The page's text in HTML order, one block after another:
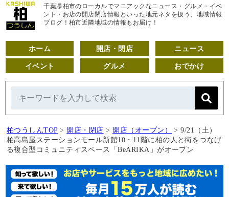
千葉県柏市のローカルでマニアックなニュース・グルメ・イベ
ント・お店の開店閉店情報といった地元ネタを扱う、地域情報
ブログ！柏市近隣地域の情報もお届け！
ホーム 開店・閉店 ニュース
イベント グルメ おでかけ
柏つうしんTOP > 開店・閉店 > 開店（オープン） > 9/21（土）
柏高島屋ステーションモール新館10・11階に柏の人と街をつなげ
る複合型コミュニティスペース「BeARIKA」がオープン